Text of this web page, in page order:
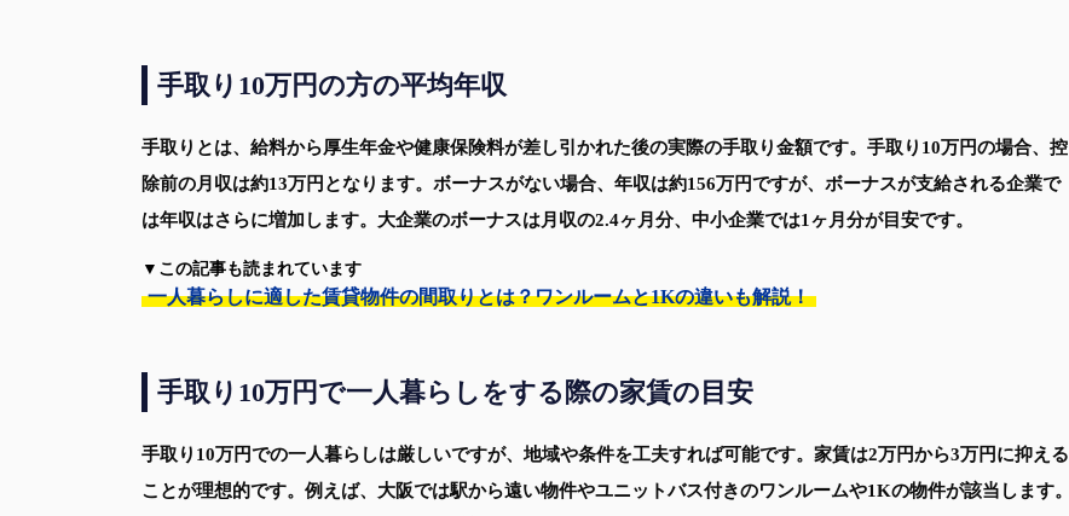
手取り10万円の方の平均年収
手取りとは、給料から厚生年金や健康保険料が差し引かれた後の実際の手取り金額です。手取り10万円の場合、控
除前の月収は約13万円となります。ボーナスがない場合、年収は約156万円ですが、ボーナスが支給される企業で
は年収はさらに増加します。大企業のボーナスは月収の2.4ヶ月分、中小企業では1ヶ月分が目安です。
▼この記事も読まれています
一人暮らしに適した賃貸物件の間取りとは？ワンルームと1Kの違いも解説！
手取り10万円で一人暮らしをする際の家賃の目安
手取り10万円での一人暮らしは厳しいですが、地域や条件を工夫すれば可能です。家賃は2万円から3万円に抑える
ことが理想的です。例えば、大阪では駅から遠い物件やユニットバス付きのワンルームや1Kの物件が該当します。